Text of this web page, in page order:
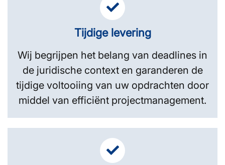
Tijdige levering
Wij begrijpen het belang van deadlines in
de juridische context en garanderen de
tijdige voltooiing van uw opdrachten door
middel van efficiënt projectmanagement.